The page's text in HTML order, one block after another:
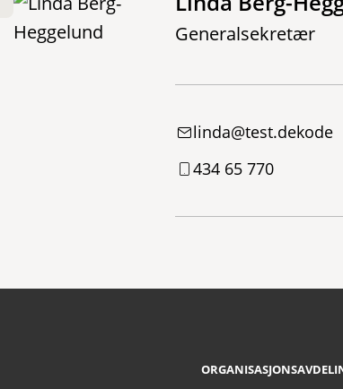
Generalsekretær
linda@test.dekode
434 65 770